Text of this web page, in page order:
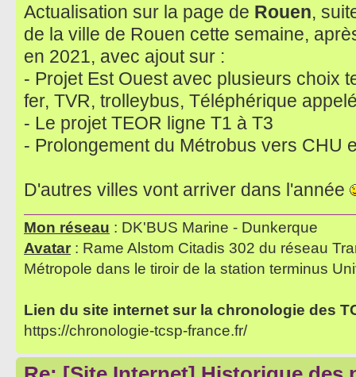
Actualisation sur la page de Rouen,
de la ville de Rouen cette semaine,
en 2021, avec ajout sur :
- Projet Est Ouest avec plusieurs choix
fer, TVR, trolleybus, Téléphérique
- Le projet TEOR ligne T1 à T3
- Prolongement du Métrobus vers CHU
D'autres villes vont arriver dans l'année
Mon réseau : DK'BUS Marine - Dunkerque
Avatar : Rame Alstom Citadis 302 du réseau
Métropole dans le tiroir de la station terminus
Lien du site internet sur la chronologie des
https://chronologie-tcsp-france.fr/